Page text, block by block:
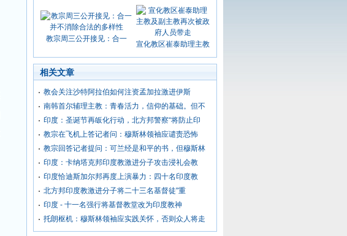
教宗周三公开接见：合一
宣化教区崔泰助理主教
相关文章
教会关注沙特阿拉伯如何注资孟加拉激进伊斯
南韩首尔辅理主教：青春活力，信仰的基础。但不
印度：圣诞节再皈化行动，北方邦警察“将防止印
教宗在飞机上答记者问：穆斯林领袖应谴责恐怖
教宗回答记者提问：可兰经是和平的书，但穆斯林
印度：卡纳塔克邦印度教激进分子攻击浸礼会教
印度恰迪斯加尔邦再度上演暴力：四十名印度教
北方邦印度教激进分子将二十三名基督徒"重
印度 - 十一名强行将基督教堂改为印度教神
托朗枢机：穆斯林领袖应实践关怀，否则众人将走